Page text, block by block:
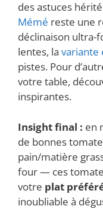
des astuces
Mémé reste une
déclinaison ultra-
lentes, la variante
pistes. Pour
votre table,
inspirantes.
Insight final : en
de bonnes
pain/matière
four — ces
votre plat
inoubliable à